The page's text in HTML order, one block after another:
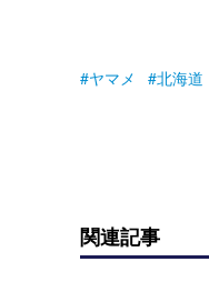
ヤマメ 北海道
関連記事